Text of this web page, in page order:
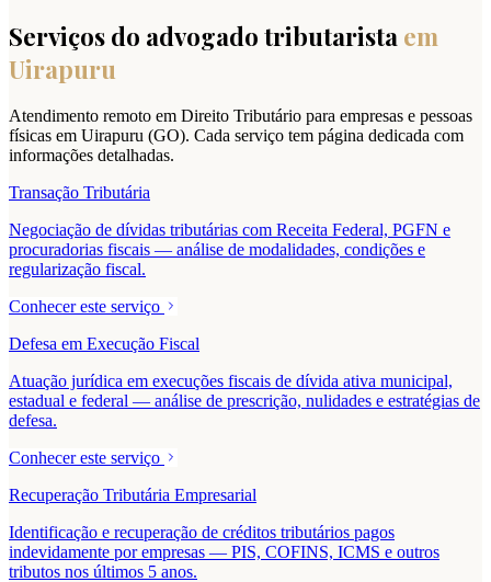
Serviços do advogado tributarista em
Uirapuru
Atendimento remoto em Direito Tributário para empresas e pessoas
físicas em Uirapuru (GO). Cada serviço tem página dedicada com
informações detalhadas.
Transação Tributária
Negociação de dívidas tributárias com Receita Federal, PGFN e
procuradorias fiscais — análise de modalidades, condições e
regularização fiscal.
Conhecer este serviço
Defesa em Execução Fiscal
Atuação jurídica em execuções fiscais de dívida ativa municipal,
estadual e federal — análise de prescrição, nulidades e estratégias de
defesa.
Conhecer este serviço
Recuperação Tributária Empresarial
Identificação e recuperação de créditos tributários pagos
indevidamente por empresas — PIS, COFINS, ICMS e outros
tributos nos últimos 5 anos.